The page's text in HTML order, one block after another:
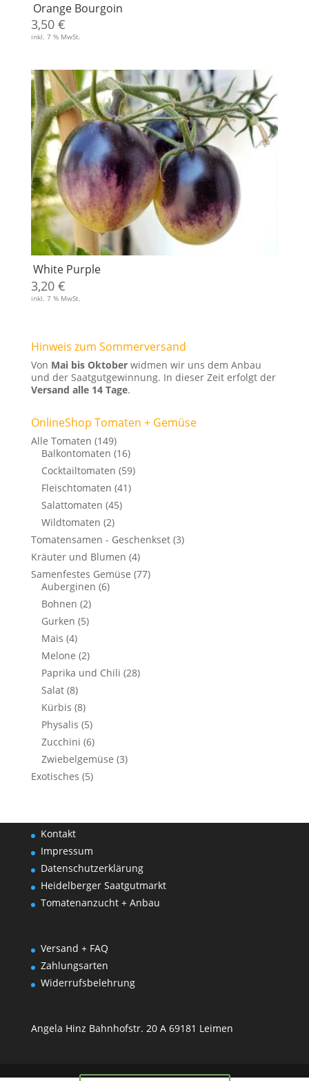
Orange Bourgoin
3,50 €
inkl. 7 % MwSt.
White Purple
3,20 €
inkl. 7 % MwSt.
Hinweis zum Sommerversand
Von Mai bis Oktoberwidmen wir uns dem Anbau
und der Saatgutgewinnung. In dieser Zeit erfolgt der
Versand alle 14 Tage.
OnlineShop Tomaten + Gemüse
Alle Tomaten (149)
Balkontomaten (16)
Cocktailtomaten (59)
Fleischtomaten (41)
Salattomaten (45)
Wildtomaten (2)
Tomatensamen - Geschenkset (3)
Kräuter und Blumen (4)
Samenfestes Gemüse (77)
Auberginen (6)
Bohnen (2)
Gurken (5)
Mais (4)
Melone (2)
Paprika und Chili (28)
Salat (8)
Kürbis (8)
Physalis (5)
Zucchini (6)
Zwiebelgemüse (3)
Exotisches (5)
Kontakt
Impressum
Datenschutzerklärung
Heidelberger Saatgutmarkt
Tomatenanzucht + Anbau
Versand + FAQ
Zahlungsarten
Widerrufsbelehrung
Angela Hinz Bahnhofstr. 20 A 69181 Leimen